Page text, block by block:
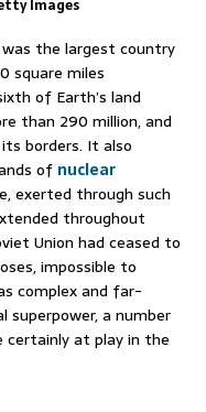
Images
was the largest country
square miles
of Earth’s land
than 290 million, and
borders. It also
of nuclear
exerted through such
throughout
Union had ceased to
impossible to
complex and far-
superpower, a number
at play in the